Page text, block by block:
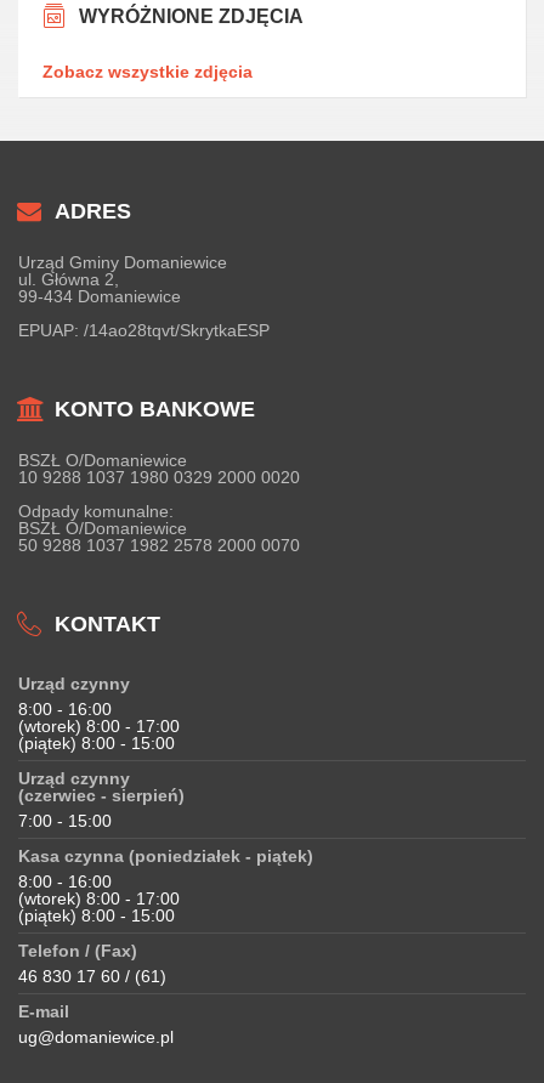
WYRÓŻNIONE ZDJĘCIA
Zobacz wszystkie zdjęcia
ADRES
Urząd Gminy Domaniewice
ul. Główna 2,
99-434 Domaniewice
EPUAP: /14ao28tqvt/SkrytkaESP
KONTO BANKOWE
BSZŁ O/Domaniewice
10 9288 1037 1980 0329 2000 0020
Odpady komunalne:
BSZŁ O/Domaniewice
50 9288 1037 1982 2578 2000 0070
KONTAKT
Urząd czynny
8:00 - 16:00
(wtorek) 8:00 - 17:00
(piątek) 8:00 - 15:00
Urząd czynny
(czerwiec - sierpień)
7:00 - 15:00
Kasa czynna (poniedziałek - piątek)
8:00 - 16:00
(wtorek) 8:00 - 17:00
(piątek) 8:00 - 15:00
Telefon / (Fax)
46 830 17 60 / (61)
E-mail
ug@domaniewice.pl